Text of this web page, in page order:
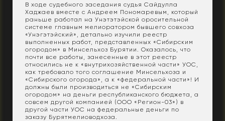
В ходе судебного заседания судья Сайдулла
Хаджаев вместе с Андреем Пономаревым, который
раньше работал на Унэтэтэйской оросительной
системе главным мелиоратором бывшего совхоза
«Унэгэтэйский», детально изучили реестр
выполненных работ, представленных «Сибирским
огородом» в Минсельхоз Бурятии. Оказалось, что
почти все работы, занесенные в этот реестр
относились не к «внутрихозяйственной части» УОС,
как требовало того соглашение Минсельхоза и
«Сибирского огорода», а к «федеральной части»! И
должны были производиться не «Сибирским
огородом» на деньги республиканского бюджета, а
совсем другой компанией (ООО «Регион-03») в
другой части УОС на федеральные деньги по
заказу Бурятмелиоводхоза.